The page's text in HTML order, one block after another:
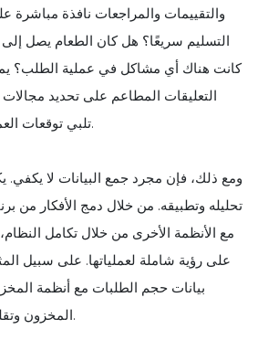
والتقييمات والمراجعات نافذة مباشرة
التسليم سريعًا؟ هل كان الطعام يصل
كانت هناك أي مشاكل في عملية الطلب؟
التعليقات المطاعم على تحديد
تلبي توقعات العملاء أو تتجاوزها باستمرار.
ومع ذلك، فإن مجرد جمع البيانات لا
تحليله وتطبيقه. من خلال دمج الأفكار من
مع الأنظمة الأخرى من خلال تكامل
على رؤية شاملة لعملياتها. على سبيل
بيانات حجم الطلبات مع أنظمة
المخزون وتقليل الفاقد وتعزيز الكفاءة.